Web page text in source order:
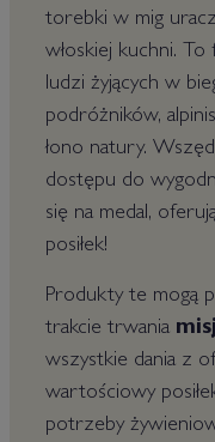
torebki w mig
włoskiej kuchni.
ludzi żyjących w
podróżników,
łono natury.
dostępu do
się na medal,
posiłek!
Produkty te mogą
trakcie trwania
wszystkie dania z
wartościowy
potrzeby